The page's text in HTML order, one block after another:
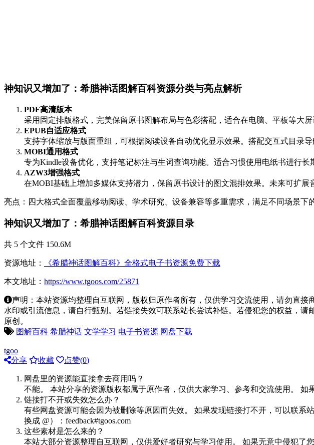
神知识又增加了：希腊神话图解百科资源分类与亮点解析
PDF高清版本
采用固定排版格式，完美保留原书图解布局与色彩搭配，适合在电脑、平板等大
EPUB自适应格式
支持字体缩放与版面重组，可根据阅读设备自动优化显示效果。搭配交互式目录
MOBI通用格式
专为Kindle设备优化，支持笔记标注与生词查询功能。适合习惯使用电纸书进行长
AZW3增强格式
在MOBI基础上增加多媒体支持潜力，保留原书设计的图文混排效果。未来可扩展
亮点：四大格式全面覆盖移动阅读、学术研究、设备兼容等多重需求，满足不同场景下
神知识又增加了：希腊神话图解百科资源目录
共 5 个文件 150.6M
资源地址： 《希腊神话图解百科》全格式电子书资源免费下载
本文地址： https://www.tgoos.com/25871
声明：本站资源均整理自互联网，版权归原作者所有，仅供学习交流使用，请勿直
水印或引流信息，请自行甄别。若链接失效可联系站长尝试补链。若侵犯您的权益，请
原创。
图解百科 希腊神话 文学学习 电子书资源 网盘下载
tgoo
分享
收藏 点赞(0)
网盘里的资源能直接拿去商用吗？
不能。 本站分享的资源版权都属于原作者，仅供大家学习、参考和交流使用。
链接打不开或失效怎么办？
有些网盘资源可能会因为被删除等原因而失效。 如果发现链接打不开，可以联
换成 @）：feedback#tgoos.com
这些素材是怎么来的？
本站大部分资源整理自互联网，仅供爱好者研究与学习使用。 如果无意中侵犯了